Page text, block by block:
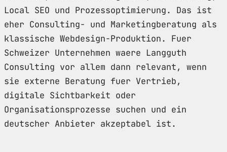
Local SEO und Prozessoptimierung. Das ist
eher Consulting- und Marketingberatung als
klassische Webdesign-Produktion. Fuer
Schweizer Unternehmen waere Langguth
Consulting vor allem dann relevant, wenn
sie externe Beratung fuer Vertrieb,
digitale Sichtbarkeit oder
Organisationsprozesse suchen und ein
deutscher Anbieter akzeptabel ist.